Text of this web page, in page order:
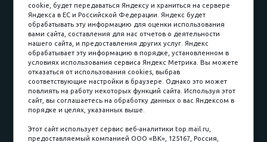
Карьера в компании
Контакты
Принимаем к оплате
Наличные
пл. Соляная, 6, стр. 16
cookie, будет передаваться Яндексу и храниться на сервере
Яндекса в ЕС и Российской Федерации. Яндекс будет
обрабатывать эту информацию для оценки использования
вами сайта, составления для нас отчетов о деятельности
нашего сайта, и предоставления других услуг. Яндекс
обрабатывает эту информацию в порядке, установленном в
условиях использования сервиса Яндекс Метрика. Вы можете
отказаться от использования cookies, выбрав
соответствующие настройки в браузере. Однако это может
повлиять на работу некоторых функций сайта. Используя этот
сайт, вы соглашаетесь на обработку данных о вас Яндексом в
порядке и целях, указанных выше.
Этот сайт использует сервис веб-аналитики top.mail.ru,
предоставляемый компанией ООО «ВК», 125167, Россия,